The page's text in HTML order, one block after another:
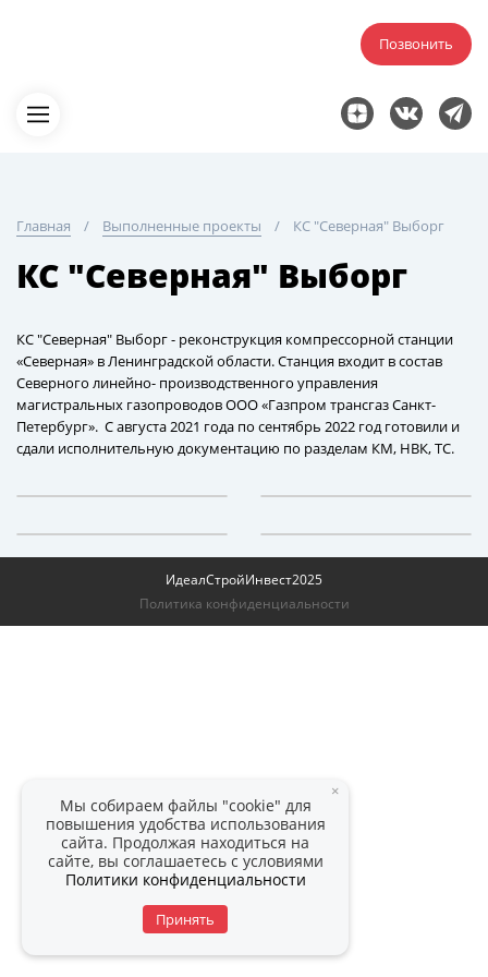
Позвонить
Главная Выполненные проекты КС "Северная" Выборг
КС "Северная" Выборг
КС "Северная" Выборг - реконструкция компрессорной станции
«Северная» в Ленинградской области. Станция входит в состав
Северного линейно- производственного управления
магистральных газопроводов ООО «Газпром трансгаз Санкт-
Петербург». С августа 2021 года по сентябрь 2022 год готовили и
сдали исполнительную документацию по разделам КМ, НВК, ТС.
ИдеалСтройИнвест2025
Политика конфиденциальности
×
Мы собираем файлы "cookie" для
повышения удобства использования
сайта. Продолжая находиться на
сайте, вы соглашаетесь с условиями
Политики конфиденциальности
Принять